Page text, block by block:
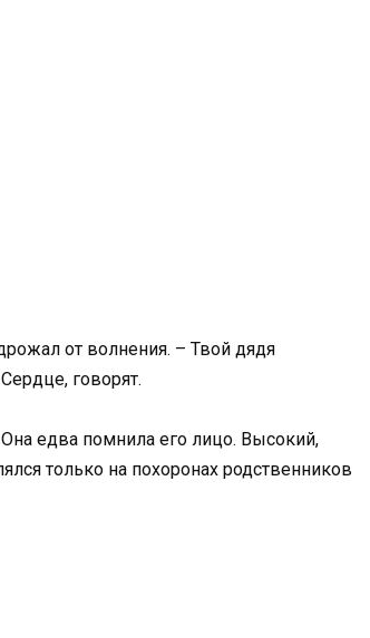
от волнения. – Твой дядя
говорят.
едва помнила его лицо. Высокий,
только на похоронах родственников